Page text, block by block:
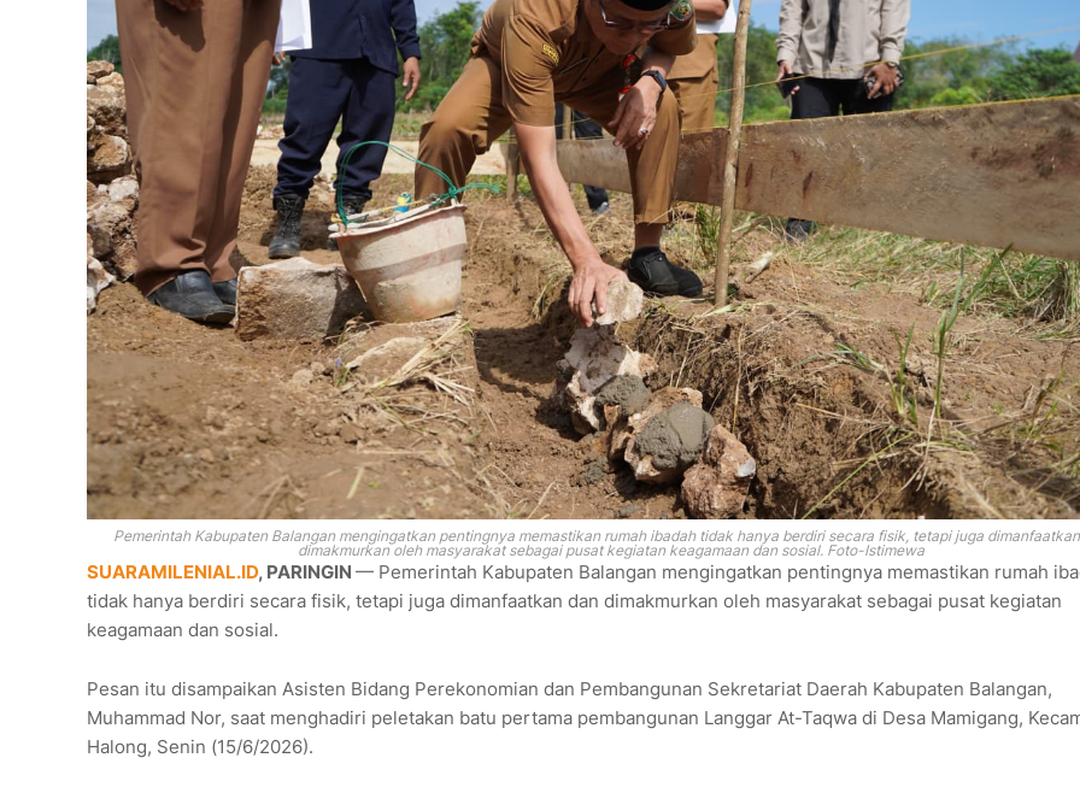
Pemerintah Kabupaten Balangan mengingatkan pentingnya memastikan rumah ibadah tidak hanya berdiri secara fisik, tetapi juga
dimakmurkan oleh masyarakat sebagai pusat kegiatan keagamaan dan sosial. Foto-Istimewa
SUARAMILENIAL.ID, PARINGIN — Pemerintah Kabupaten Balangan mengingatkan pentingnya memastikan rumah
tidak hanya berdiri secara fisik, tetapi juga dimanfaatkan dan dimakmurkan oleh masyarakat sebagai pusat kegiatan
keagamaan dan sosial.
Pesan itu disampaikan Asisten Bidang Perekonomian dan Pembangunan Sekretariat Daerah Kabupaten Balangan,
Muhammad Nor, saat menghadiri peletakan batu pertama pembangunan Langgar At-Taqwa di Desa Mamigang,
Halong, Senin (15/6/2026).